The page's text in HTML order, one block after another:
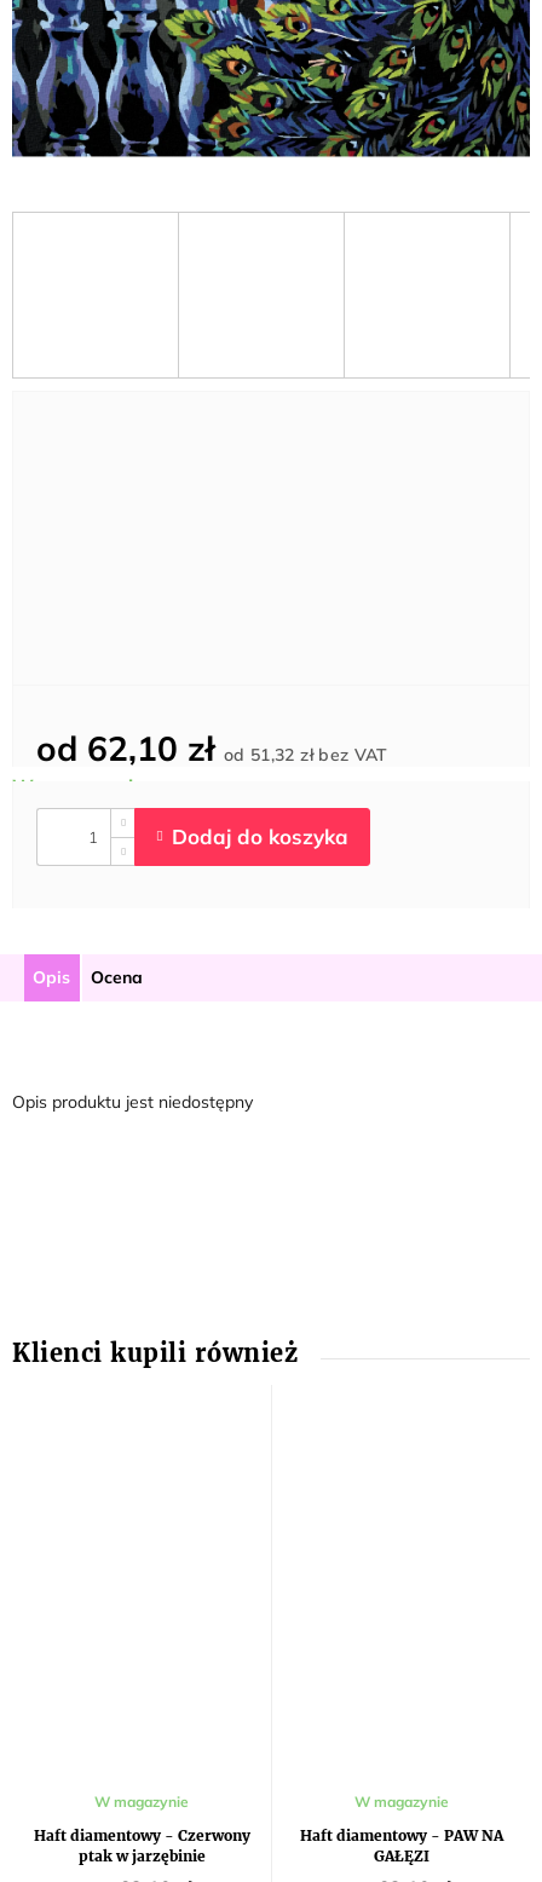
od 62,10 zł od 51,32 złbez VAT
Opis Ocena
Opis produktu jest niedostępny
Haft diamentowy - Czerwony
ptak w jarzębinie
W magazynie
Haft diamentowy - PAW NA
GAŁĘZI
W magazynie